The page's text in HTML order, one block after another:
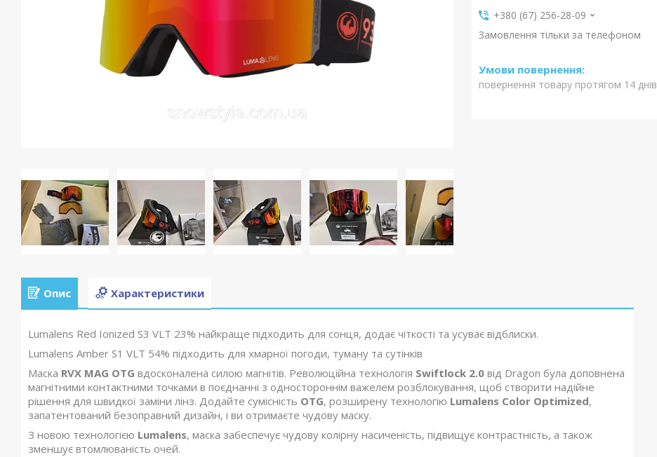
+380 (67) 256-28-09
Замовлення тільки за телефоном
повернення товару протягом 14 днів
Опис Характеристики
Lumalens Red Ionized S3 VLT 23% найкраще підходить для cонця, додає чіткості та усуває відблиски.
Lumalens Amber S1 VLT 54% підходить для хмарної погоди, туману та сутінків
Маска RVX MAG OTG вдосконалена силою магнітів. Революційна технологія Swiftlock 2.0 від Dragon була доповнена
магнітними контактними точками в поєднанні з одностороннім важелем розблокування, щоб створити надійне
рішення для швидкої заміни лінз. Додайте сумісність OTG, розширену технологію Lumalens Color Optimized,
запатентований безоправний дизайн, і ви отримаєте чудову маску.
З новою технологією Lumalens, маска забеспечує чудову колірну насиченість, підвищує контрастність, а також
зменшує втомлюваність очей.